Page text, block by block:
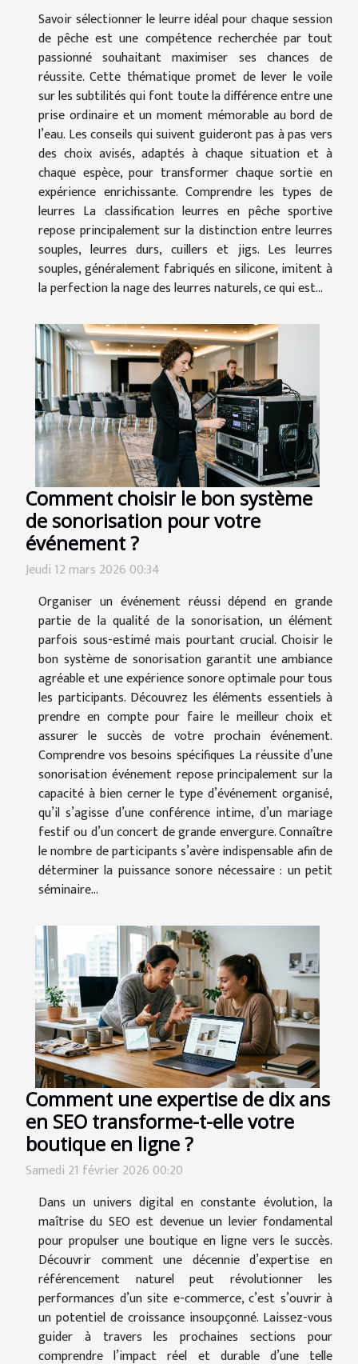
Savoir sélectionner le leurre idéal pour chaque session
de pêche est une compétence recherchée par tout
passionné souhaitant maximiser ses chances de
réussite. Cette thématique promet de lever le voile
sur les subtilités qui font toute la différence entre une
prise ordinaire et un moment mémorable au bord de
l’eau. Les conseils qui suivent guideront pas à pas vers
des choix avisés, adaptés à chaque situation et à
chaque espèce, pour transformer chaque sortie en
expérience enrichissante. Comprendre les types de
leurres La classification leurres en pêche sportive
repose principalement sur la distinction entre leurres
souples, leurres durs, cuillers et jigs. Les leurres
souples, généralement fabriqués en silicone, imitent à
la perfection la nage des leurres naturels, ce qui est...
Comment choisir le bon système
de sonorisation pour votre
événement ?
Jeudi 12 mars 2026 00:34
Organiser un événement réussi dépend en grande
partie de la qualité de la sonorisation, un élément
parfois sous-estimé mais pourtant crucial. Choisir le
bon système de sonorisation garantit une ambiance
agréable et une expérience sonore optimale pour tous
les participants. Découvrez les éléments essentiels à
prendre en compte pour faire le meilleur choix et
assurer le succès de votre prochain événement.
Comprendre vos besoins spécifiques La réussite d’une
sonorisation événement repose principalement sur la
capacité à bien cerner le type d’événement organisé,
qu’il s’agisse d’une conférence intime, d’un mariage
festif ou d’un concert de grande envergure. Connaître
le nombre de participants s’avère indispensable afin de
déterminer la puissance sonore nécessaire : un petit
séminaire...
Comment une expertise de dix ans
en SEO transforme-t-elle votre
boutique en ligne ?
Samedi 21 février 2026 00:20
Dans un univers digital en constante évolution, la
maîtrise du SEO est devenue un levier fondamental
pour propulser une boutique en ligne vers le succès.
Découvrir comment une décennie d’expertise en
référencement naturel peut révolutionner les
performances d’un site e-commerce, c’est s’ouvrir à
un potentiel de croissance insoupçonné. Laissez-vous
guider à travers les prochaines sections pour
comprendre l’impact réel et durable d’une telle